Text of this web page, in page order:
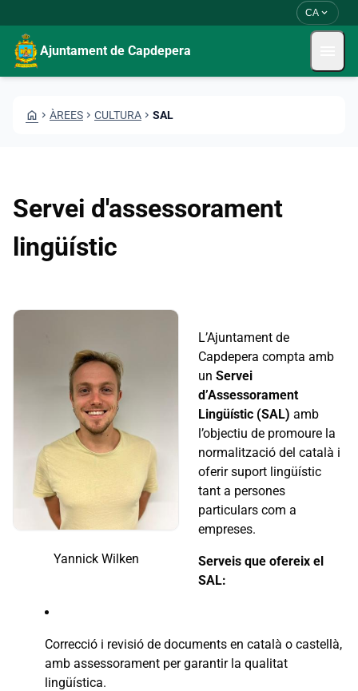
CA expand_more
Ajuntament de Capdepera
HOME CHEVRON_RIGHT ÀREES CHEVRON_RIGHT CULTURA CHEVRON_RIGHT SAL
Servei d'assessorament
lingüístic
Yannick Wilken
L’Ajuntament de
Capdepera compta amb
un Servei
d’Assessorament
Lingüístic (SAL) amb
l’objectiu de promoure la
normalització del català i
oferir suport lingüístic
tant a persones
particulars com a
empreses.
Serveis que ofereix el
SAL:
Correcció i revisió de documents en català o castellà,
amb assessorament per garantir la qualitat
lingüística.